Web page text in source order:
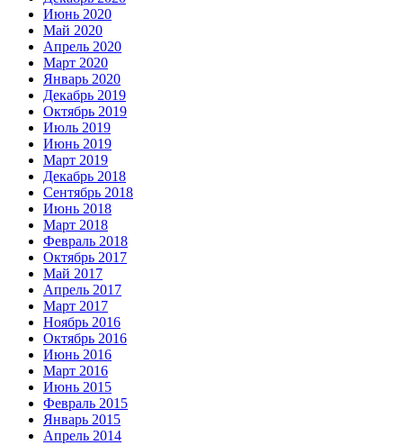
Июнь 2020
Май 2020
Апрель 2020
Март 2020
Январь 2020
Декабрь 2019
Октябрь 2019
Июль 2019
Июнь 2019
Март 2019
Декабрь 2018
Сентябрь 2018
Июнь 2018
Март 2018
Февраль 2018
Октябрь 2017
Май 2017
Апрель 2017
Март 2017
Ноябрь 2016
Октябрь 2016
Июнь 2016
Март 2016
Июнь 2015
Февраль 2015
Январь 2015
Апрель 2014